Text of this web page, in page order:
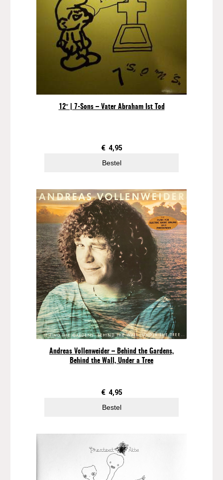
12″ | 7-Sons – Vater Abraham Ist Tod
€ 4,95
Bestel
Andreas Vollenweider – Behind the Gardens,
Behind the Wall, Under a Tree
€ 4,95
Bestel